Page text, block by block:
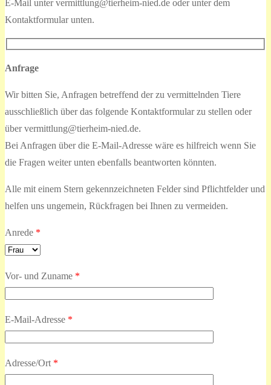
E-Mail unter vermittlung@tierheim-nied.de oder unter dem
Kontaktformular unten.
Anfrage
Wir bitten Sie, Anfragen betreffend der zu vermittelnden Tiere
ausschließlich über das folgende Kontaktformular zu stellen oder
über vermittlung@tierheim-nied.de.
Bei Anfragen über die E-Mail-Adresse wäre es hilfreich wenn Sie
die Fragen weiter unten ebenfalls beantworten könnten.
Alle mit einem Stern gekennzeichneten Felder sind Pflichtfelder und
helfen uns ungemein, Rückfragen bei Ihnen zu vermeiden.
Anrede *
Vor- und Zuname *
E-Mail-Adresse *
Adresse/Ort *